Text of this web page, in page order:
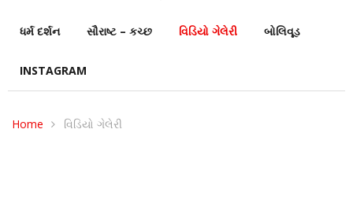
ધર્મ દર્શન સૌરાષ્ટ – કચ્છ વિડિયો ગેલેરી બોલિવૂડ
INSTAGRAM
Home વિડિયો ગેલેરી